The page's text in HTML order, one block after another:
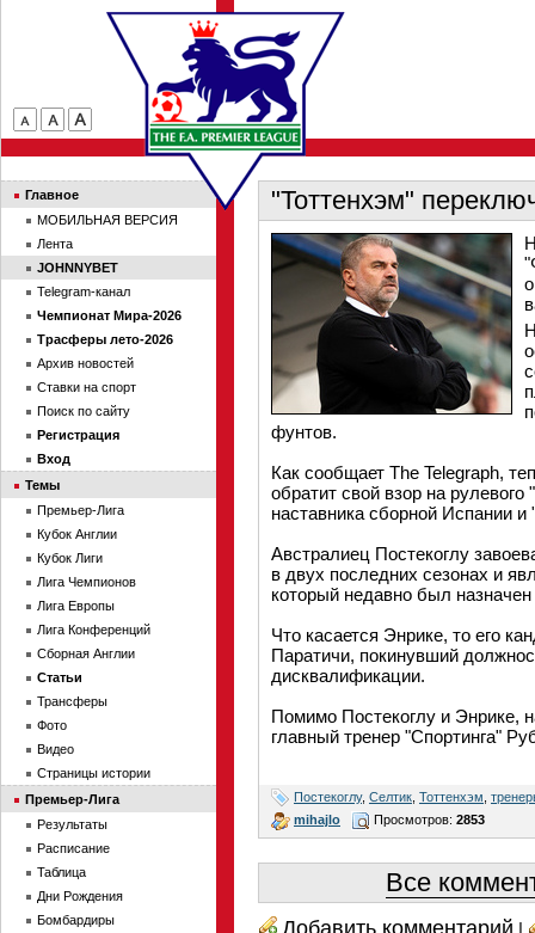
"Тоттенхэм"
фунтов.
Как сообщает The Telegraph,
обратит свой взор на
наставника сборной Испании
Австралиец Постекоглу
в двух последних сезонах и
который недавно был
Что касается Энрике, то его
Паратичи, покинувший
дисквалификации.
Помимо Постекоглу и Энрике,
главный тренер "Спортинга"
Постекоглу, Селтик Тоттенхэм
mihajlo
Просмотров: 2853
Все
Добавить комментарий |
Главное
МОБИЛЬНАЯ ВЕРСИЯ
Лента
JOHNNYBET
Telegram-канал
Чемпионат Мира-2026
Трасферы лето-2026
Архив новостей
Ставки на спорт
Поиск по сайту
Регистрация
Вход
Темы
Премьер-Лига
Кубок Англии
Кубок Лиги
Лига Чемпионов
Лига Европы
Лига Конференций
Сборная Англии
Статьи
Трансферы
Фото
Видео
Страницы истории
Премьер-Лига
Результаты
Расписание
Таблица
Дни Рождения
Бомбардиры